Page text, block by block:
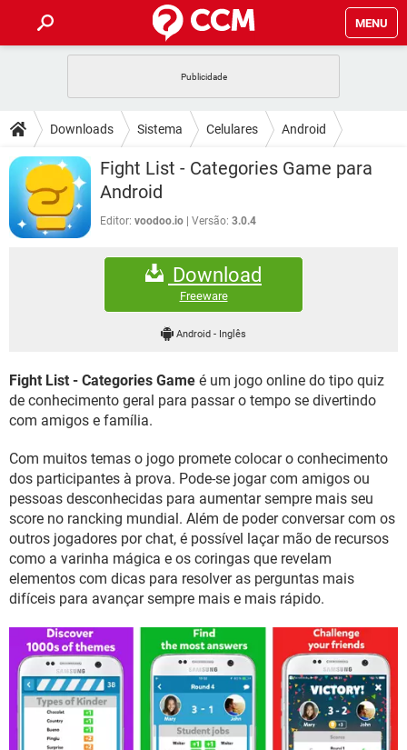
MENU
CELULAR FACEBOOK
OUTLOOK EXCEL
INSTAGRAM
GUIA DE COMPRAS
DICAS
JOGOS WHATSAPP
CELULAR FACEBOOK
OUTLOOK
DOWNLOADS
JOGOS
CELULAR FACEBOOK
EXCEL
GMAIL
FÓRUM
FACEBOOK
EXCEL
GMAIL
WHATSAPP
INSTAGRAM GMAIL
GUIA DE COMPRAS
Downloads Sistema Celulares Android
Fight List - Categories Game para
Android
Editor: voodoo.io Versão: 3.0.4
Download
Freeware
Android- Inglês
Fight List - Categories Game é um jogo online do tipo quiz
de conhecimento geral para passar o tempo se divertindo
com amigos e família.
Com muitos temas o jogo promete colocar o conhecimento
dos participantes à prova. Pode-se jogar com amigos ou
pessoas desconhecidas para aumentar sempre mais seu
score no rancking mundial. Além de poder conversar com os
outros jogadores por chat, é possível laçar mão de recursos
como a varinha mágica e os coringas que revelam
elementos com dicas para resolver as perguntas mais
difíceis para avançar sempre mais e mais rápido.